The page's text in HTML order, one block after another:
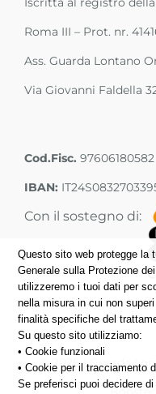
Roma III – Prot. nr.
Ass. Guarda Lontano
Via Giovanni Faldella
Cod.Fisc. 97606180582
IBAN:
Con il sostegno di:
©2026 | Guarda
Questo sito web protegge la
Generale sulla Protezione
utilizzeremo i tuoi dati per
nella misura in cui non
finalità specifiche del
Su questo sito utilizziamo:
• Cookie funzionali
• Cookie per il tracciamento
Se preferisci puoi decidere